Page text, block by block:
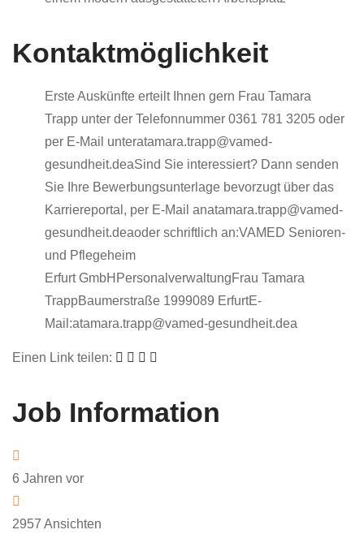
Kontaktmöglichkeit
Erste Auskünfte erteilt Ihnen gern Frau Tamara
Trapp unter der Telefonnummer 0361 781 3205 oder
per E-Mail unteratamara.trapp@vamed-
gesundheit.deaSind Sie interessiert? Dann senden
Sie Ihre Bewerbungsunterlage bevorzugt über das
Karriereportal, per E-Mail anatamara.trapp@vamed-
gesundheit.deaoder schriftlich an:VAMED Senioren-
und Pflegeheim
Erfurt GmbHPersonalverwaltungFrau Tamara
TrappBaumerstraße 1999089 ErfurtE-
Mail:atamara.trapp@vamed-gesundheit.dea
Einen Link teilen:
Job Information
6 Jahren vor
2957 Ansichten